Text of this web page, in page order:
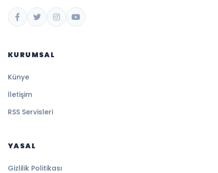
KURUMSAL
Künye
İletişim
RSS Servisleri
YASAL
Gizlilik Politikası